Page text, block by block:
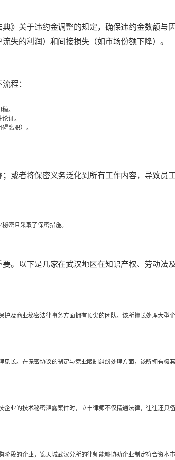
》关于违约金调整的规定，确保违约金数额与
失的利润）和间接损失（如市场份额下降）。
程：
。
证。
离职）。
或者将保密义务泛化到所有工作内容，导致员
密且采取了保密措施。
。以下是几家在武汉地区在知识产权、劳动法
及商业秘密法律事务方面拥有顶尖的团队。该所擅长处理大型
长。在保密协议的制定与竞业限制纠纷处理方面，该所拥有极
业的技术秘密泄露案件时，立丰律师不仅精通法律，往往还具
段的企业，锦天城武汉分所的律师能够协助企业制定符合资本